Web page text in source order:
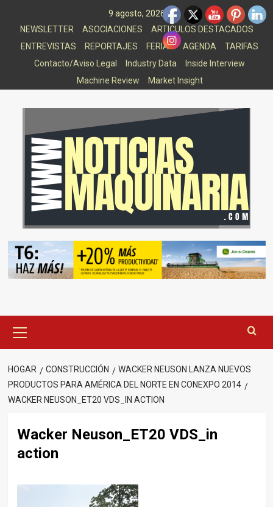
9 agosto, 2026
NEWSLETTER
ASOCIACIONES
ARTICULOS DESTACADOS
ENTREVISTAS
REPORTAJES FERIAS AGENDA
TARIFAS
Contacto/Aviso Legal
Industry Data
Inside Interview
Machine Review
Market Insight
principal
HOGAR CONSTRUCCIÓN
WACKER NEUSON LANZA NUEVOS
PRODUCTOS PARA AMÉRICA DEL NORTE EN CONEXPO 2014
WACKER NEUSON_ET20 VDS_IN ACTION
Wacker Neuson_ET20 VDS_in
action